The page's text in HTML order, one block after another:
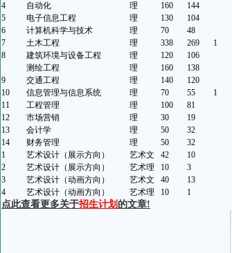
4
自动化 理 160 144
5
电子信息工程 理 130 104
6
计算机科学与技术 理 70 48
7
土木工程 理 338 269 1
8
建筑环境与设备工程 理 120 106
测绘工程
理 160 138
9
交通工程 理 140 120
10
信息管理与信息系统 理 70 55 1
11
工程管理 理 100 81
12
市场营销 理 30 19
13
会计学 理 50 32
14
财务管理 理 50 32
1
艺术设计（展示方向） 艺术文 42 10
2
艺术设计（展示方向） 艺术理 10 3
3
艺术设计（动画方向） 艺术文 40 13
4
艺术设计（动画方向） 艺术理 10 1
点此查看更多关于招生计划 的文章!